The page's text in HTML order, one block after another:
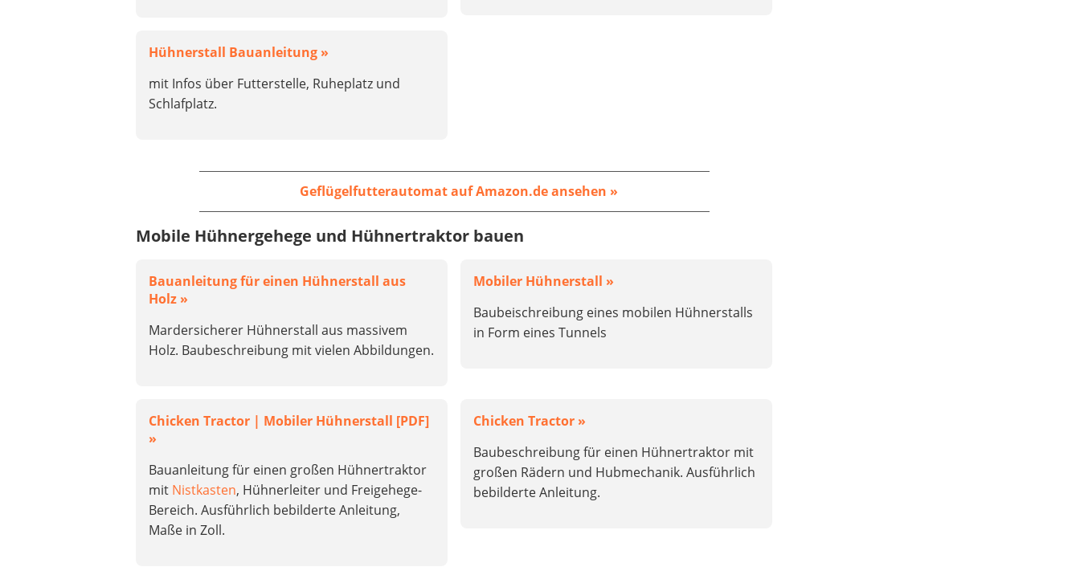
Hühnerstall Bauanleitung »
mit Infos über Futterstelle, Ruheplatz und
Schlafplatz.
Geflügelfutterautomat auf Amazon.de ansehen »
Mobile Hühnergehege und Hühnertraktor bauen
Bauanleitung für einen Hühnerstall aus
Holz »
Mardersicherer Hühnerstall aus massivem
Holz. Baubeschreibung mit vielen Abbildungen.
Mobiler Hühnerstall »
Baubeischreibung eines mobilen Hühnerstalls
in Form eines Tunnels
Chicken Tractor | Mobiler Hühnerstall [PDF]
»
Bauanleitung für einen großen Hühnertraktor
mit Nistkasten, Hühnerleiter und Freigehege-
Bereich. Ausführlich bebilderte Anleitung,
Maße in Zoll.
Chicken Tractor »
Baubeschreibung für einen Hühnertraktor mit
großen Rädern und Hubmechanik. Ausführlich
bebilderte Anleitung.